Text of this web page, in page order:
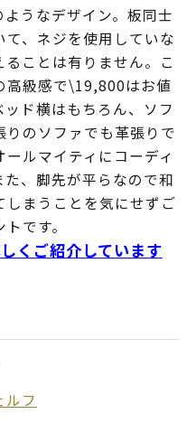
うなデザイン。板同士
、ネジを使用していな
ことは有りません。こ
高級感で\19,800はお値
ド横はもちろん、ソフ
のソファでも革張りで
ルマイティにコーディ
、脚先が平らなので和
まうことを気にせずご
です。
くご紹介しています
ルフ